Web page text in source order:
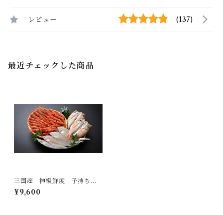
レビュー (137)
最近チェックした商品
三国産 神級鮮度 子持ち甘
えび 極。
¥9,600